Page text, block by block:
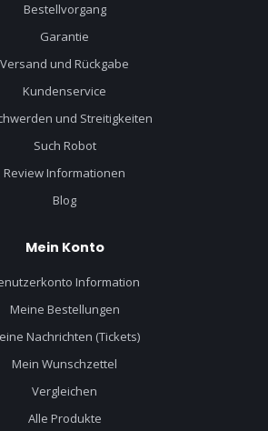
Bestellvorgang
Garantie
Versand und Rückgabe
Kundenservice
und Streitigkeiten
Such Robot
Review Informationen
Blog
Mein Konto
Information
Meine Bestellungen
Nachrichten (Tickets)
Mein Wunschzettel
Vergleichen
Alle Produkte